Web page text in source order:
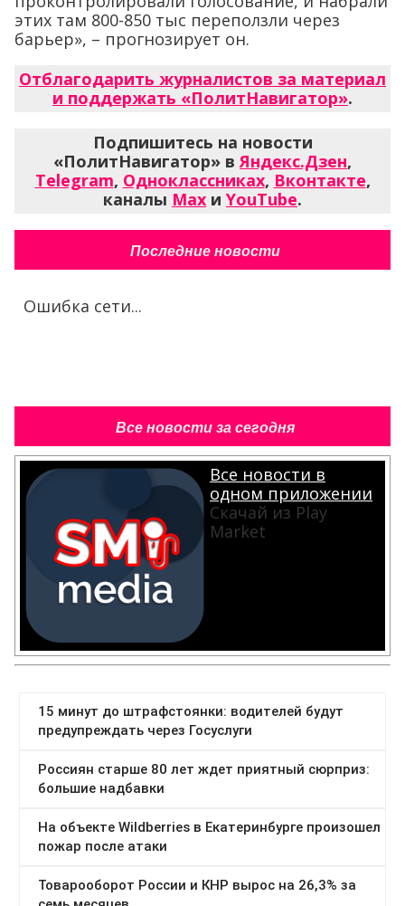
этих там 800-850 тыс переползли через
барьер», – прогнозирует он.
Отблагодарить журналистов за материал
и поддержать «ПолитНавигатор».
Подпишитесь на новости
«ПолитНавигатор» вЯндекс.Дзен,
Telegram, Одноклассниках, Вконтакте,
каналы Max и YouTube.
Последние новости
Ошибка сети...
Все новости за сегодня
Все новости в
одном приложении
Скачай из Play
Market